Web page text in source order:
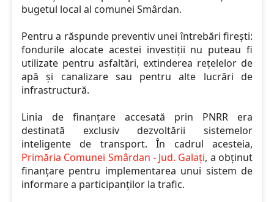
bugetul local al comunei Smârdan.
Pentru a răspunde preventiv unei întrebări firești:
fondurile alocate acestei investiții nu puteau fi
utilizate pentru asfaltări, extinderea rețelelor de
apă și canalizare sau pentru alte lucrări de
infrastructură.
Linia de finanțare accesată prin PNRR era
destinată exclusiv dezvoltării sistemelor
inteligente de transport. În cadrul acesteia,
Primăria Comunei Smârdan - Jud. Galați, a obținut
finanțare pentru implementarea unui sistem de
informare a participanților la trafic.